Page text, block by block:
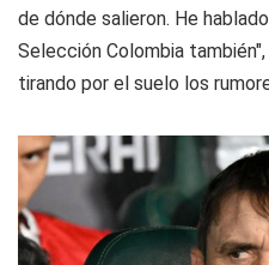
de dónde salieron. He
Selección Colombia
tirando por el suelo los